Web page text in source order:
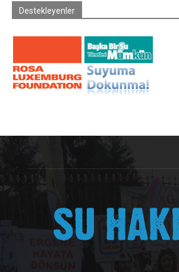
Destekleyenler